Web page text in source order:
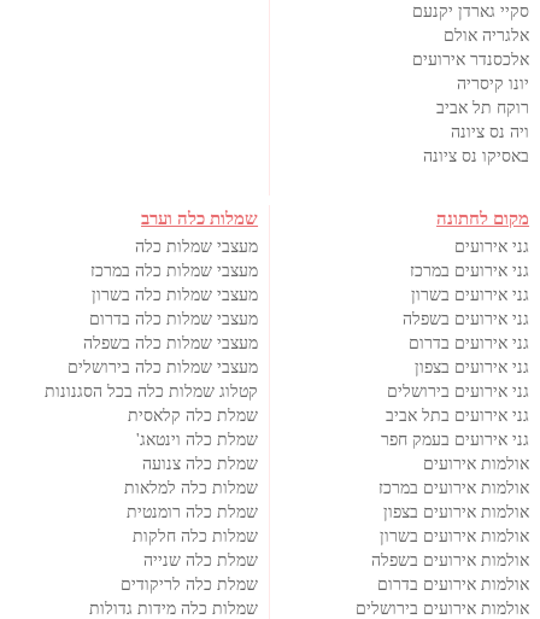
סקיי גארדן יקנעם
אלגריה אולם
אלכסנדר אירועים
יונו קיסריה
רוקח תל אביב
ויה נס ציונה
באסיקו נס ציונה
מקום לחתונה
גני אירועים
גני אירועים במרכז
גני אירועים בשרון
גני אירועים בשפלה
גני אירועים בדרום
גני אירועים בצפון
גני אירועים בירושלים
גני אירועים בתל אביב
גני אירועים בעמק חפר
אולמות אירועים
אולמות אירועים במרכז
אולמות אירועים בצפון
אולמות אירועים בשרון
אולמות אירועים בשפלה
אולמות אירועים בדרום
אולמות אירועים בירושלים
שמלות כלה וערב
מעצבי שמלות כלה
מעצבי שמלות כלה במרכז
מעצבי שמלות כלה בשרון
מעצבי שמלות כלה בדרום
מעצבי שמלות כלה בשפלה
מעצבי שמלות כלה בירושלים
קטלוג שמלות כלה בכל הסגנונות
שמלת כלה קלאסית
שמלת כלה וינטאג'
שמלת כלה צנועה
שמלות כלה למלאות
שמלת כלה רומנטית
שמלות כלה חלקות
שמלת כלה שנייה
שמלת כלה לריקודים
שמלות כלה מידות גדולות